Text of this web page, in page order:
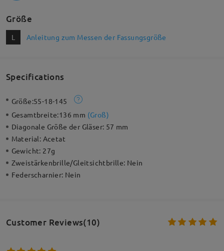
Größe
L Anleitung zum Messen der Fassungsgröße
Specifications
Größe:55-18-145
Gesamtbreite:136 mm (Groß)
Diagonale Größe der Gläser: 57 mm
Material: Acetat
Gewicht: 27g
Zweistärkenbrille/Gleitsichtbrille: Nein
Federscharnier: Nein
Customer Reviews(10)